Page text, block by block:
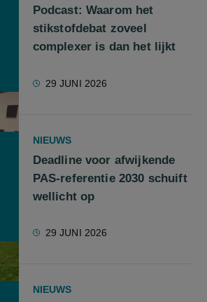
Podcast: Waarom het
stikstofdebat zoveel
complexer is dan het lijkt
29 JUNI 2026
NIEUWS
Deadline voor afwijkende
PAS-referentie 2030 schuift
wellicht op
29 JUNI 2026
NIEUWS